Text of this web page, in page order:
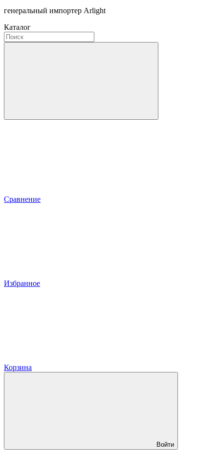
генеральный импортер Arlight
Каталог
Сравнение
Избранное
Корзина
Войти